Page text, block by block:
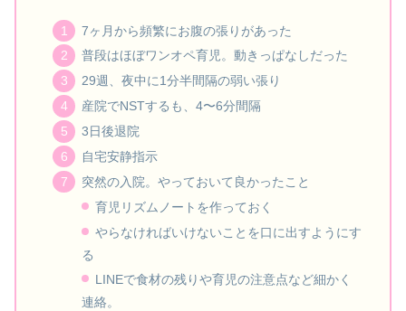
7ヶ月から頻繁にお腹の張りがあった
普段はほぼワンオペ育児。動きっぱなしだった
29週、夜中に1分半間隔の弱い張り
産院でNSTするも、4〜6分間隔
3日後退院
自宅安静指示
突然の入院。やっておいて良かったこと
育児リズムノートを作っておく
やらなければいけないことを口に出すようにす
る
LINEで食材の残りや育児の注意点など細かく
連絡。